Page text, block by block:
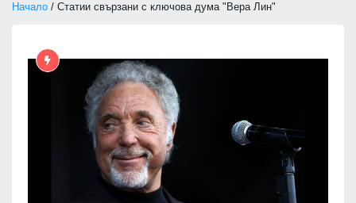
Начало / Статии свързани с ключова дума "Вера Лин"